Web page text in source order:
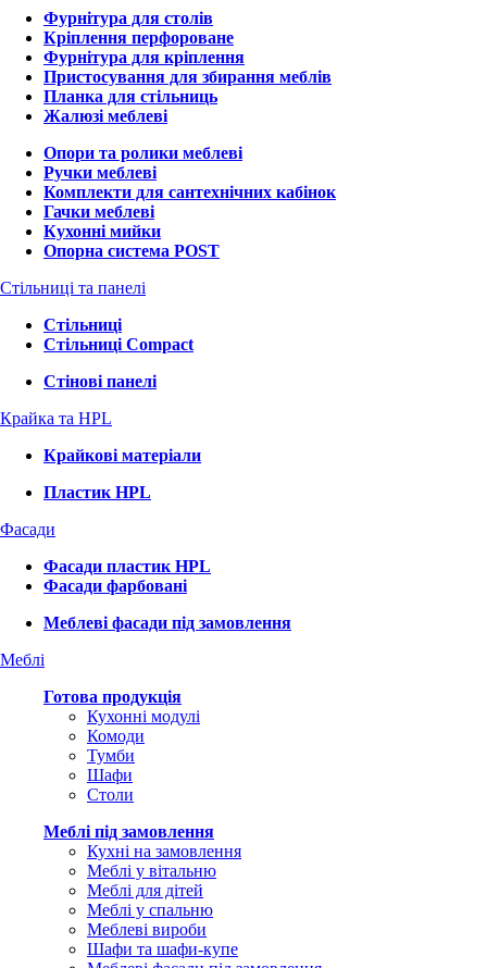
Фурнітура для столів
Кріплення перфороване
Фурнітура для кріплення
Пристосування для збирання меблів
Планка для стільниць
Жалюзі меблеві
Опори та ролики меблеві
Ручки меблеві
Комплекти для сантехнічних кабінок
Гачки меблеві
Кухонні мийки
Опорна система POST
Стільниці та панелі
Стільниці
Стільниці Compact
Стінові панелі
Крайка та HPL
Крайкові матеріали
Пластик HPL
Фасади
Фасади пластик HPL
Фасади фарбовані
Меблеві фасади під замовлення
Меблі
Готова продукція
Кухонні модулі
Комоди
Тумби
Шафи
Столи
Меблі під замовлення
Кухні на замовлення
Меблі у вітальню
Меблі для дітей
Меблі у спальню
Меблеві вироби
Шафи та шафи-купе